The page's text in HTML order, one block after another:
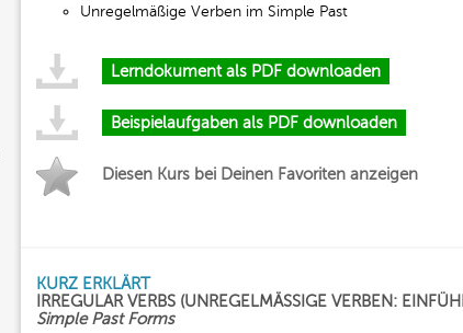
Unregelmäßige Verben im Simple Past
Lerndokument als PDF downloaden
Beispielaufgaben als PDF downloaden
Diesen Kurs bei Deinen Favoriten anzeigen
KURZ ERKLÄRT
IRREGULAR VERBS (UNREGELMÄSSIGE VERBEN:
Simple Past Forms